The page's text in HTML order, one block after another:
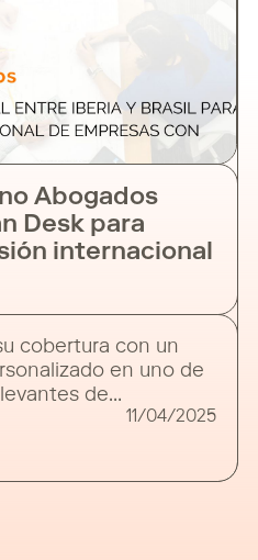
Abogados
Desk para
internacional
cobertura con un
en uno de
de
Mediano
marcha el Brazilian
11/04/2025